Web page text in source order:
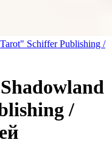
Schiffer Publishing /
/